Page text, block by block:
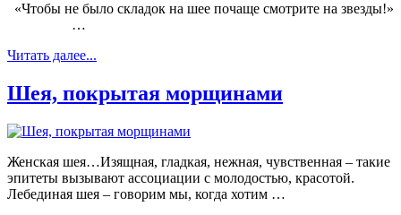
«Чтобы не было складок на шее почаще смотрите на звезды!»
…
Читать далее...
Шея, покрытая морщинами
Женская шея…Изящная, гладкая, нежная, чувственная – такие
эпитеты вызывают ассоциации с молодостью, красотой.
Лебединая шея – говорим мы, когда хотим …